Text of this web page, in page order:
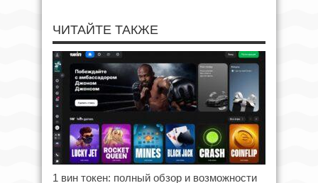
ЧИТАЙТЕ ТАКЖЕ
1 вин токен: полный обзор и возможности